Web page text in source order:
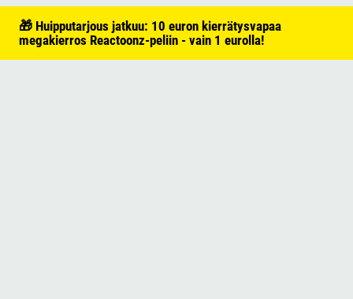
🎁 Huipputarjous jatkuu: 10 euron kierrätysvapaa
megakierros Reactoonz-peliin - vain 1 eurolla!